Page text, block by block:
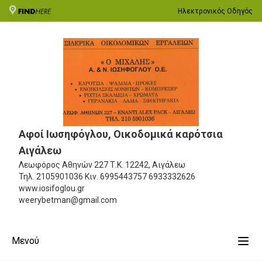
Ηλεκτρονικός Οδηγός
Αφοί Ιωσηφόγλου, Oικοδομικά καρότσια
Αιγάλεω
Λεωφόρος Αθηνών 227Τ.Κ. 12242, Αιγάλεω
Τηλ. 2105901036 Κιν. 6995443757 6933332626
www.iosifoglou.gr
weerybetman@gmail.com
Μενού